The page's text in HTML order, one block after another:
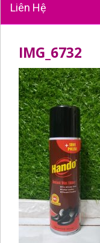
Liên Hệ
IMG_6732